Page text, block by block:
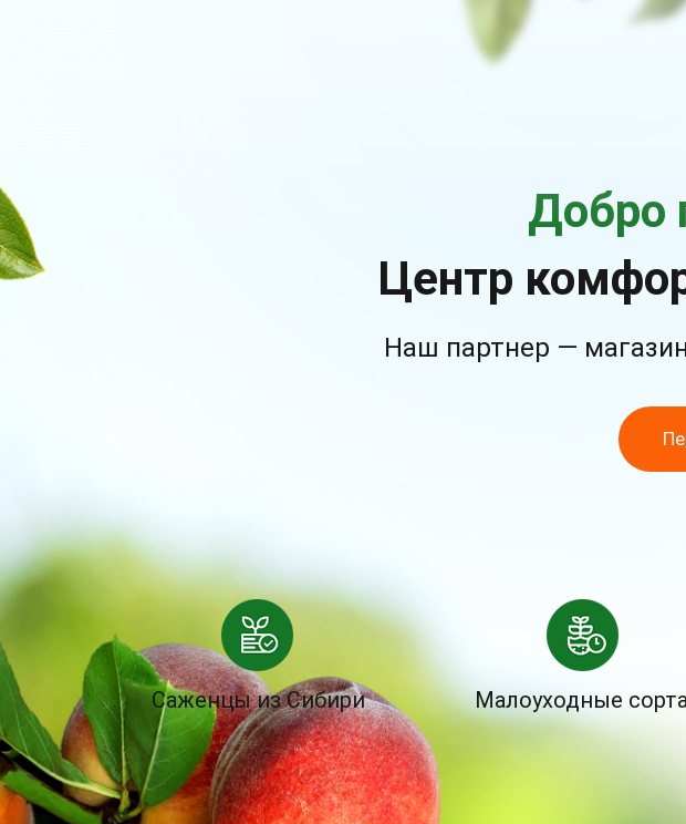
Добро
Центр
Наш партнер —
Саженцы из Сибири Малоуходные